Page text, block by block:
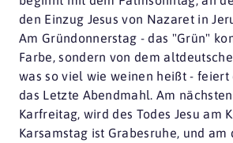
den Einzug Jesus von Nazaret in
Am Gründonnerstag - das "Grün"
Farbe, sondern von dem
was so viel wie weinen heißt - feiert
das Letzte Abendmahl. Am
Karfreitag, wird des Todes Jesu am
Karsamstag ist Grabesruhe, und am